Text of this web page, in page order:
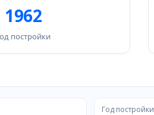
1962
постройки
Год постройки